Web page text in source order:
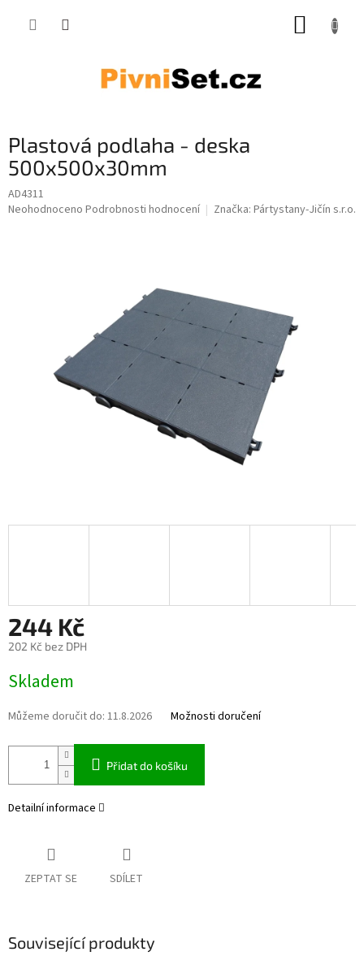
Plastová podlaha - deska
500x500x30mm
AD4311
Průměrné hodnocení produktu je 0,0 z 5 hvězdiček.
Neohodnoceno Podrobnosti hodnocení Značka: Pártystany-Jičín s.r.o.
244 Kč
202 Kč bez DPH
Skladem
Můžeme doručit do: 11.8.2026 Možnosti doručení
Přidat do košíku
Detailní informace
ZEPTAT SE SDÍLET
Související produkty